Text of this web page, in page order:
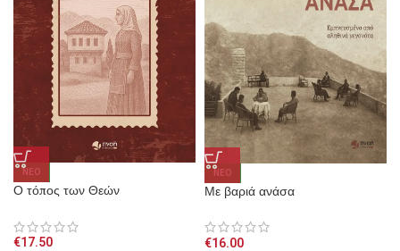
NEO
Ο τόπος των Θεών
€17.50
NEO
Με βαριά ανάσα
€16.00